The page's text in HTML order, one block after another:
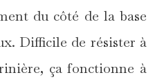
du côté de la base
Difficile de résister à
ça fonctionne à